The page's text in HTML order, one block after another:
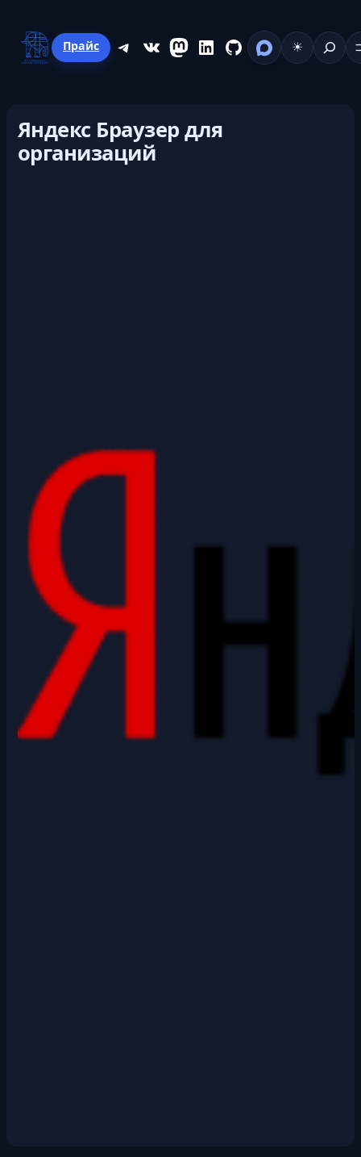
содержимому
Поиск
☀
Прайс Telegram
ВКонтакте
Mastodon
LinkedIn
GitHub
Яндекс Браузер для
организаций